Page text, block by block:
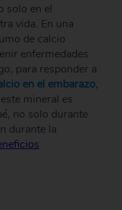
solo en el
vida. En una
de calcio
enfermedades
para responder a
en el embarazo,
mineral es
no solo durante
durante la